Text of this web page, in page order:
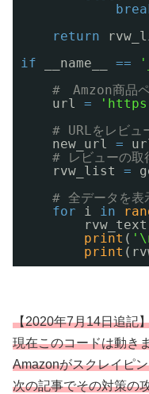
return
if
__name__ ==
#　Amzon商品
url =
'https://
# URLをレビュ
new_url =
# レビューの取
rvw_list =
# 全データを表
for
i in
rvw_text
print (
print
【2020年7月14日追記
現在このコードは動き
Amazonがスクレイピ
次の記事でその対策の